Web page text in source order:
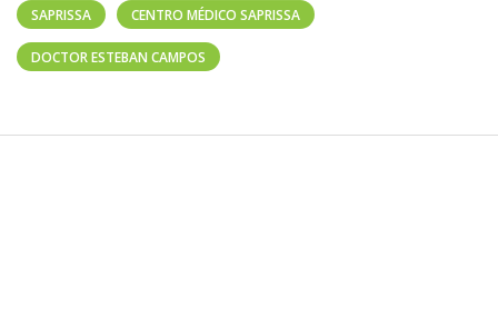
SAPRISSA CENTRO MÉDICO SAPRISSA
DOCTOR ESTEBAN CAMPOS